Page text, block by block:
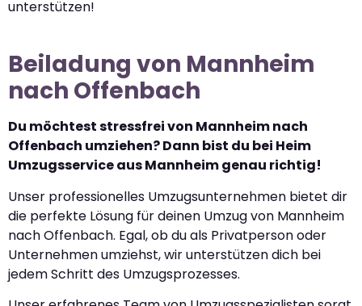
unterstützen!
Beiladung von Mannheim
nach Offenbach
Du möchtest stressfrei von Mannheim nach
Offenbach umziehen? Dann bist du bei Heim
Umzugsservice aus Mannheim genau richtig!
Unser professionelles Umzugsunternehmen bietet dir
die perfekte Lösung für deinen Umzug von Mannheim
nach Offenbach. Egal, ob du als Privatperson oder
Unternehmen umziehst, wir unterstützen dich bei
jedem Schritt des Umzugsprozesses.